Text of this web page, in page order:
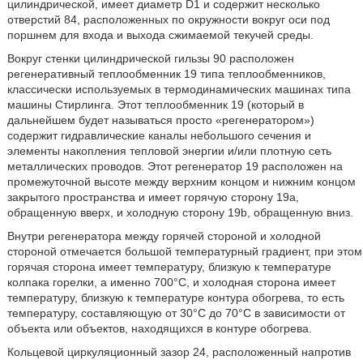
цилиндрической, имеет диаметр D1 и содержит несколько
отверстий 84, расположенных по окружности вокруг оси под
поршнем для входа и выхода сжимаемой текучей среды.
Вокруг стенки цилиндрической гильзы 90 расположен
регенеративный теплообменник 19 типа теплообменников,
классически используемых в термодинамических машинах типа
машины Стирлинга. Этот теплообменник 19 (который в
дальнейшем будет называться просто «регенератором»)
содержит гидравлические каналы небольшого сечения и
элементы накопления тепловой энергии и/или плотную сеть
металлических проводов. Этот регенератор 19 расположен на
промежуточной высоте между верхним концом и нижним концом
закрытого пространства и имеет горячую сторону 19а,
обращенную вверх, и холодную сторону 19b, обращенную вниз.
Внутри регенератора между горячей стороной и холодной
стороной отмечается большой температурный градиент, при этом
горячая сторона имеет температуру, близкую к температуре
колпака горелки, а именно 700°С, и холодная сторона имеет
температуру, близкую к температуре контура обогрева, то есть
температуру, составляющую от 30°С до 70°С в зависимости от
объекта или объектов, находящихся в контуре обогрева.
Кольцевой циркуляционный зазор 24, расположенный напротив